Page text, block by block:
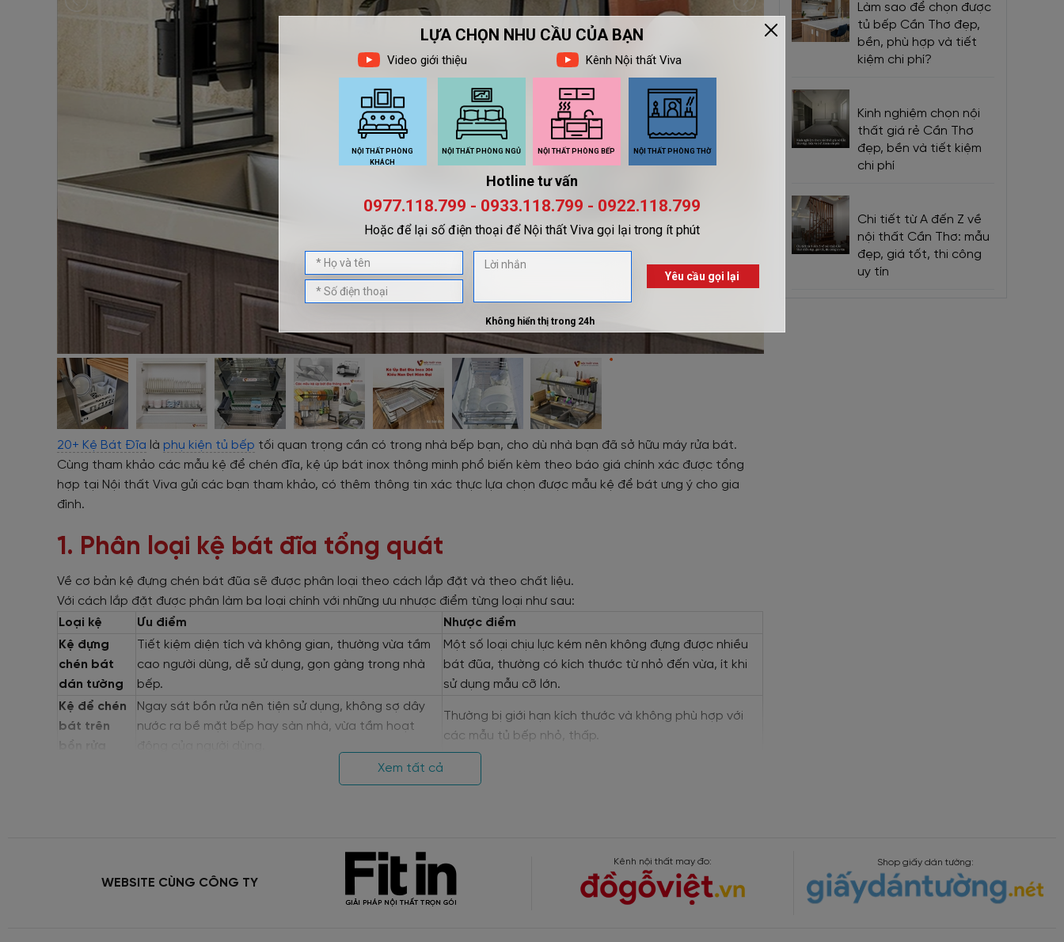
20+ Kệ Bát Đĩa là phụ kiện tủ bếp tối quan trọng cần có trong nhà bếp bạn, cho dù nhà bạn đã sở hữu máy rửa bát.
Cùng tham khảo các mẫu kệ để chén đĩa, kệ úp bát inox thông minh phổ biến kèm theo báo giá chính xác được tổng
hợp tại Nội thất Viva gửi các bạn tham khảo, có thêm thông tin xác thực lựa chọn được mẫu kệ để bát ưng ý cho gia
đình.
1. Phân loại kệ bát đĩa tổng quát
Về cơ bản kệ đựng chén bát đũa sẽ được phân loại theo cách lắp đặt và theo chất liệu.
Với cách lắp đặt được phân làm ba loại chính với những ưu nhược điểm từng loại như sau:
Loại kệ
Ưu điểm
Nhược điểm
Kệ đựng
chén bát
dán tường
Tiết kiệm diện tích và không gian, thường vừa tầm
cao người dùng, dễ sử dụng, gọn gàng trong nhà
bếp.
Một số loại chịu lực kém nên không đựng được nhiều
bát đũa, thường có kích thước từ nhỏ đến vừa, ít khi
sử dụng mẫu cỡ lớn.
Kệ để chén
bát trên
Ngay sát bồn rửa nên tiện sử dụng, không sợ dây
nước ra bề mặt bếp hay sàn nhà, vừa tầm hoạt
Thường bị giới hạn kích thước và không phù hợp với
các mẫu tủ bếp nhỏ, thấp.
Kích thước lớn, đựng được nhiều, có nhiều ngăn
Cần không gian chứa lớn, các căn bếp nhỏ sẽ khó
Các mẫu kệ bát chén đĩa chính hãng, đẹp, hiện đại, giá tốt tại Nội thất Viva.
Nếu chia theo vật liệu thì có các loại nổi bật là:
Kệ úp bát đĩa inox: Thường sử dụng inox 304 sáng bóng, nhẵn mịn, khó bám bẩn và dễ vệ sinh, có nhiều thiết kế đa
Xem tất cả
Làm sao để chọn được
tủ bếp Cần Thơ đẹp,
bền, phù hợp và tiết
kiệm chi phí?
Kinh nghiệm chọn nội
thất giá rẻ Cần Thơ
đẹp, bền và tiết kiệm
chi phí
Chi tiết từ A đến Z về
nội thất Cần Thơ: mẫu
đẹp, giá tốt, thi công
uy tín
WEBSITE CÙNG CÔNG TY
Kênh nội thất may đo: Shop giấy dán tường: